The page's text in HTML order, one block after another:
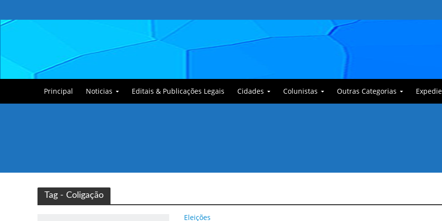
Principal Noticias Editais & Publicações Legais Cidades Colunistas Outras Categorias
Tag - Coligação
Eleições